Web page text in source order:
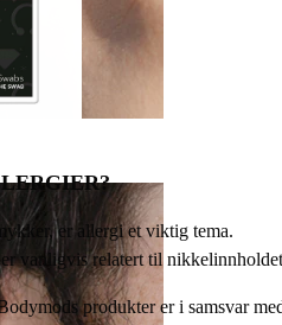
er allergi et viktig tema.
vanligvis relatert til
produkter er i samsvar